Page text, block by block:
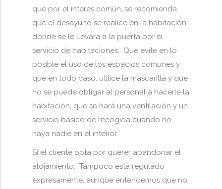
que por el interés común, se recomienda
que el desayuno se realice en la habitación
donde se le llevará a la puerta por el
servicio de habitaciones. Que evite en lo
posible el uso de los espacios comunes y
que en todo caso, utilice la mascarilla y que
no se puede obligar al personal a hacerle la
habitación, que se hará una ventilación y un
servicio básico de recogida cuando no
haya nadie en el interior.
Si el cliente opta por querer abandonar el
alojamiento. Tampoco está regulado
expresamente, aunque entendemos que no